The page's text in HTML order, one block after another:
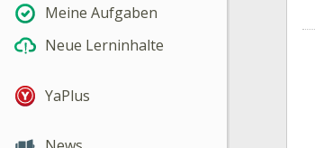
Meine Aufgaben
Neue Lerninhalte
YaPlus